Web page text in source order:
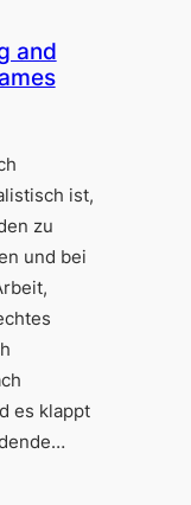
and
ist,
zu
und bei
es klappt